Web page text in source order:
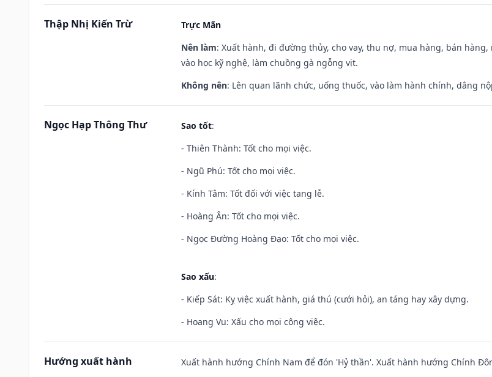
Thập Nhị Kiến Trừ
Trực Mãn
Nên làm: Xuất hành, đi đường thủy, cho vay, thu nợ, mua hàng, bán
vào học kỹ nghệ, làm chuồng gà ngỗng vịt.
Không nên: Lên quan lãnh chức, uống thuốc, vào làm hành chính, dâng
Ngọc Hạp Thông Thư Sao tốt:
- Thiên Thành: Tốt cho mọi việc.
- Ngũ Phú: Tốt cho mọi việc.
- Kính Tâm: Tốt đối với việc tang lễ.
- Hoàng Ân: Tốt cho mọi việc.
- Ngọc Đường Hoàng Đạo: Tốt cho mọi việc.
Sao xấu:
- Kiếp Sát: Kỵ việc xuất hành, giá thú (cưới hỏi), an táng hay xây dựng.
- Hoang Vu: Xấu cho mọi công việc.
Hướng xuất hành
Xuất hành hướng Chính Nam để đón 'Hỷ thần'. Xuất hành hướng Chính